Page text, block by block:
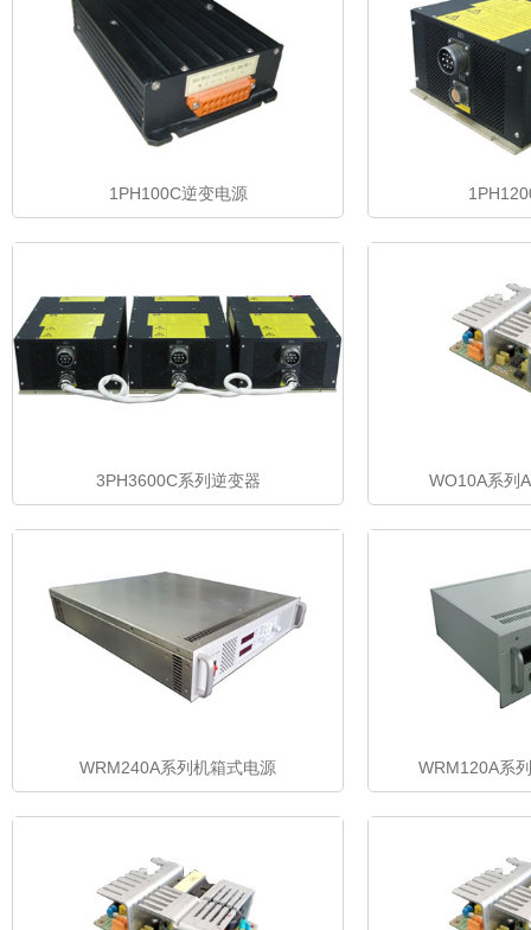
1PH100C逆变电源
3PH3600C系列逆变器 WO10A系列
WRM240A系列机箱式电源 WRM120A系